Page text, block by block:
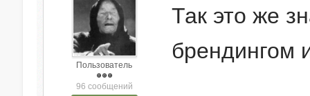
Пользователь
96 сообщений
Так это же
брендингом